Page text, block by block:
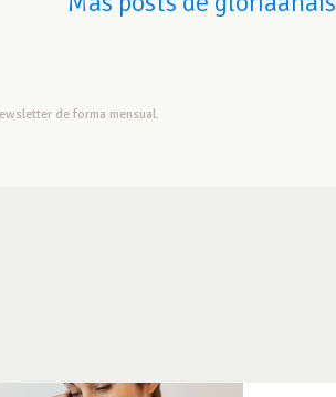
de forma mensual.